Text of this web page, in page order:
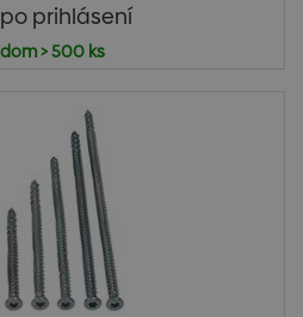
prihlásení
> 500 ks